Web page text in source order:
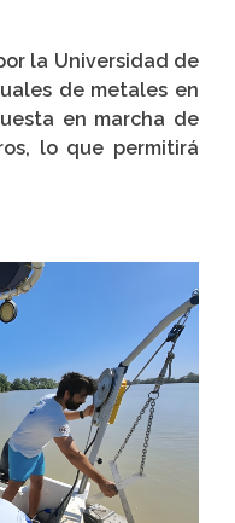
la Universidad de
de metales en
en marcha de
lo que permitirá